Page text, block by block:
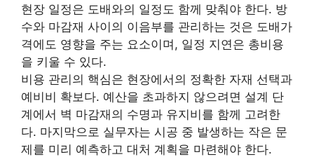
현장 일정은 도배와의 일정도 함께 맞춰야 한다. 방
수와 마감재 사이의 이음부를 관리하는 것은 도배가
격에도 영향을 주는 요소이며, 일정 지연은 총비용
을 키울 수 있다.
비용 관리의 핵심은 현장에서의 정확한 자재 선택과
예비비 확보다. 예산을 초과하지 않으려면 설계 단
계에서 벽 마감재의 수명과 유지비를 함께 고려한
다. 마지막으로 실무자는 시공 중 발생하는 작은 문
제를 미리 예측하고 대처 계획을 마련해야 한다.